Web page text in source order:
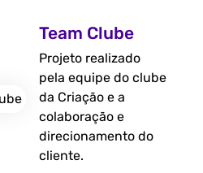
Team Clube
Projeto realizado
pela equipe do clube
da Criação e a
colaboração e
direcionamento do
cliente.